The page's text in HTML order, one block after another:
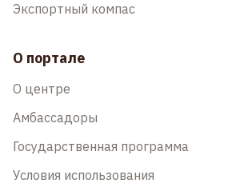
Экспортный компас
О портале
О центре
Амбассадоры
Государственная программа
Условия использования